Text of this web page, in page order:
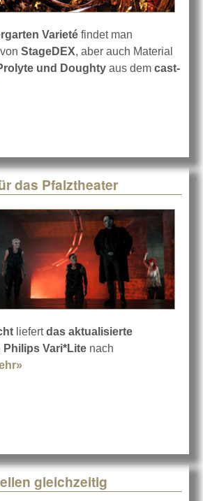
Varieté findet man
von StageDEX, aber auch Material
und Doughty aus dem cast-
das Pfalztheater
liefertdas aktualisierte
Vari*Lite nach
gleichzeitig